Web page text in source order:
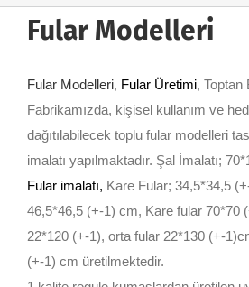
Fular Modelleri
Fular Modelleri, Fular Üretimi, Toptan
Fabrikamızda, kişisel kullanım ve
dağıtılabilecek toplu fular modelleri
imalatı yapılmaktadır. Şal İmalatı;
Fular imalatı, Kare Fular; 34,5*34,5
46,5*46,5 (+-1) cm, Kare fular 70*70
22*120 (+-1), orta fular 22*130 (+-
(+-1) cm üretilmektedir.